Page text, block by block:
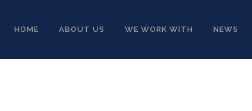
HOME ABOUT US WE WORK WITH NEWS